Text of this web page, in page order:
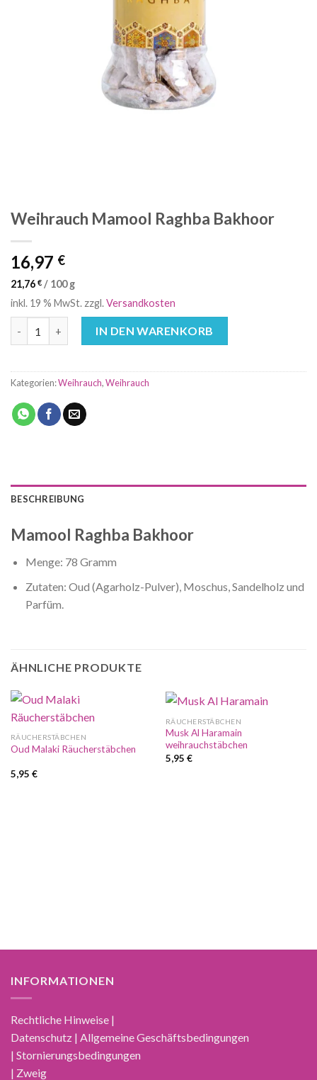
Weihrauch Mamool Raghba Bakhoor
16,97 €
21,76 € / 100 g
inkl. 19 % MwSt. zzgl.Versandkosten
IN DEN WARENKORB
Kategorien:Weihrauch,Weihrauch
BESCHREIBUNG
Mamool Raghba Bakhoor
Menge: 78 Gramm
Zutaten: Oud (Agarholz-Pulver), Moschus, Sandelholz und
Parfüm.
ÄHNLICHE PRODUKTE
RÄUCHERSTÄBCHEN
Oud Malaki Räucherstäbchen
5,95 €
RÄUCHERSTÄBCHEN
Musk Al Haramain
weihrauchstäbchen
5,95 €
INFORMATIONEN
Rechtliche Hinweise |
Datenschutz | Allgemeine Geschäftsbedingungen
| Stornierungsbedingungen
| Zweig